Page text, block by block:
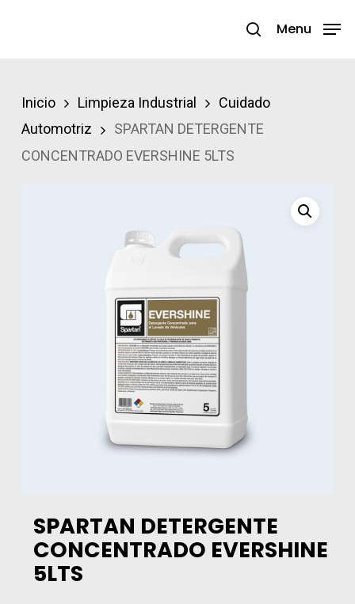
search
Menu
Inicio Limpieza Industrial
Cuidado
Automotriz
SPARTAN DETERGENTE
CONCENTRADO EVERSHINE 5LTS
SPARTAN DETERGENTE
CONCENTRADO EVERSHINE
5LTS